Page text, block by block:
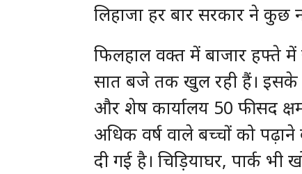
लिहाजा हर बार सरकार ने
फिलहाल वक्त में बाजार हफ्ते
सात बजे तक खुल रही हैं।
और शेष कार्यालय 50 फीसद
अधिक वर्ष वाले बच्चों को
दी गई है। चिड़ि‍याघर, पार्क